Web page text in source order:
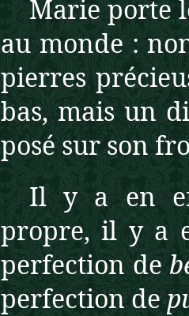
Marie porte
au monde :
pierres
bas, mais un
posé sur son
Il y a en
propre, il y a
perfection de
perfection de